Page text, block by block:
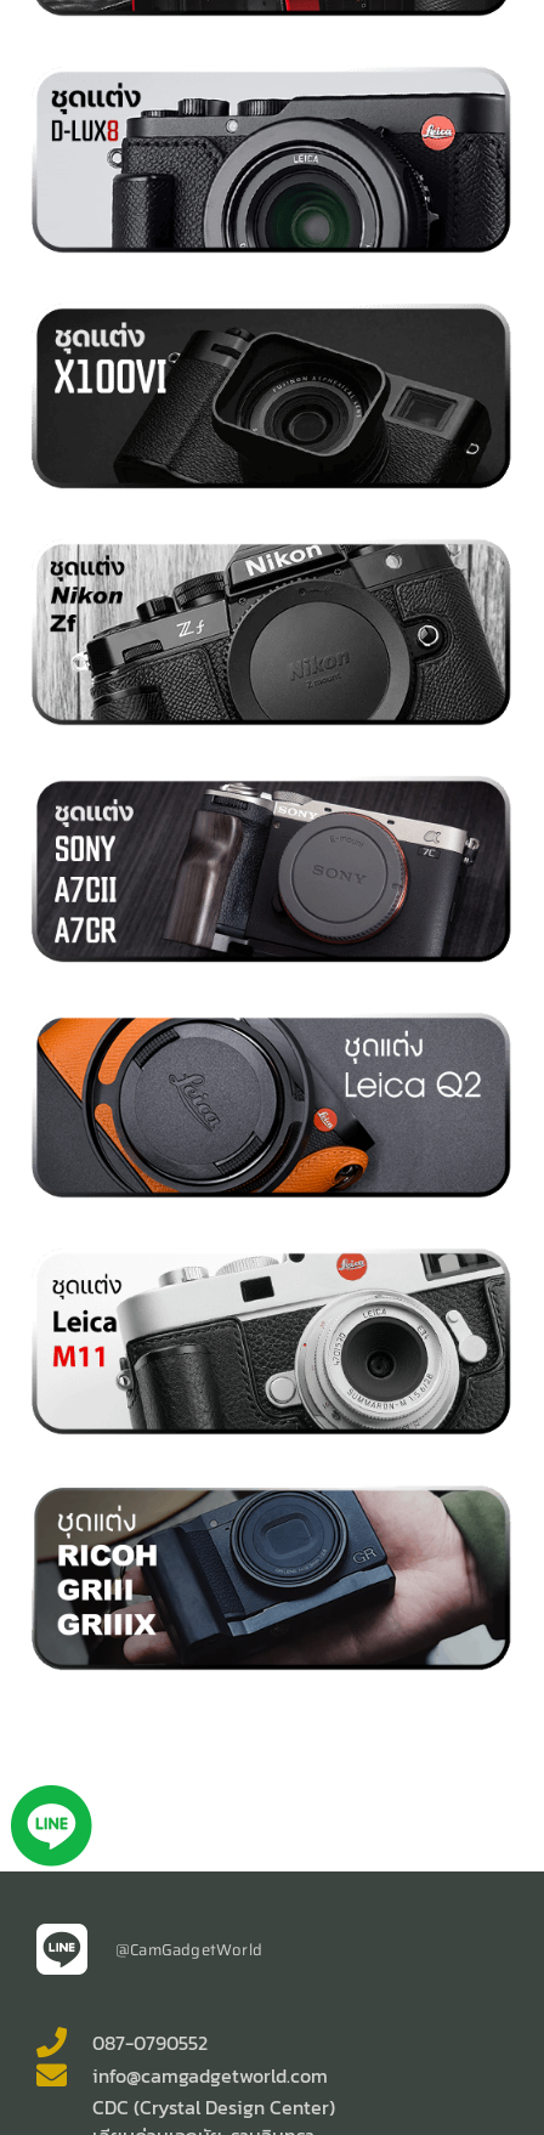
@CamGadgetWorld
087-0790552
info@camgadgetworld.com
CDC (Crystal Design Center)